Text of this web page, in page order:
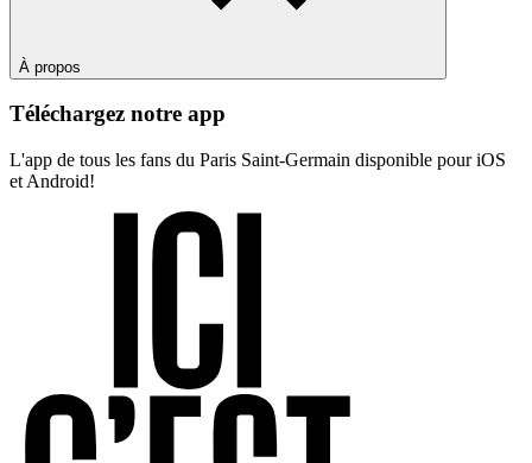
À propos
Téléchargez notre app
L'app de tous les fans du Paris Saint-Germain disponible pour iOS
et Android!